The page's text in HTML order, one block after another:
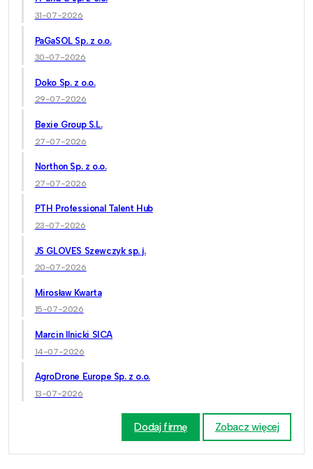
31-07-2026
PaGaSOL Sp. z o.o.
30-07-2026
Doko Sp. z o.o.
29-07-2026
Bexie Group S.L.
27-07-2026
Northon Sp. z o.o.
27-07-2026
PTH Professional Talent Hub
23-07-2026
JS GLOVES Szewczyk sp. j.
20-07-2026
Mirosław Kwarta
15-07-2026
Marcin Ilnicki SICA
14-07-2026
AgroDrone Europe Sp. z o.o.
13-07-2026
Dodaj firmę Zobacz więcej